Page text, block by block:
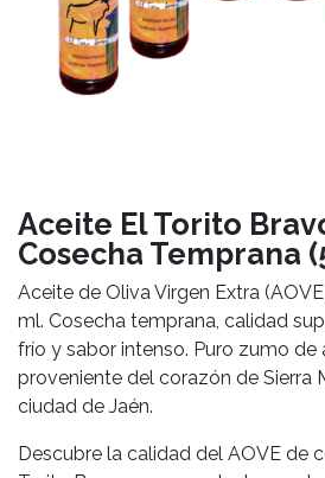
Aceite El Torito
Cosecha Temprana
Aceite de Oliva Virgen Extra
ml. Cosecha temprana, calidad
frío y sabor intenso. Puro zumo de
proveniente del corazón de Sierra
ciudad de Jaén.
Descubre la calidad del AOVE de